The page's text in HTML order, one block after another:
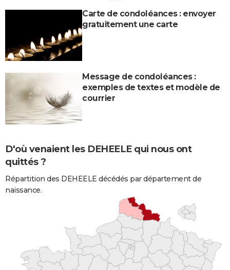
Carte de condoléances : envoyer
gratuitement une carte
Message de condoléances :
exemples de textes et modèle de
courrier
D'où venaient les DEHEELE qui nous ont
quittés ?
Répartition des DEHEELE décédés par département de
naissance.